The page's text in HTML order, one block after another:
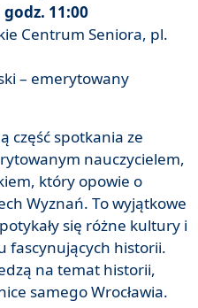
11:00
Centrum Seniora, pl.
– emerytowany
część spotkania ze
nauczycielem,
który opowie o
Wyznań. To wyjątkowe
się różne kultury i
fascynujących historii.
na temat historii,
samego Wrocławia.